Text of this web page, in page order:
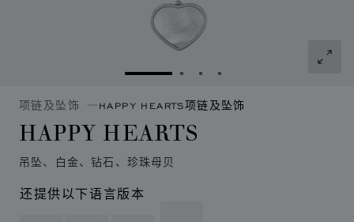
转到幻灯片 1转到幻灯片 2
转到幻灯片 3
转到幻灯片 4
项链及坠饰 HAPPY HEARTS项链及坠饰
HAPPY HEARTS
吊坠、白金、钻石、珍珠母贝
还提供以下语言版本